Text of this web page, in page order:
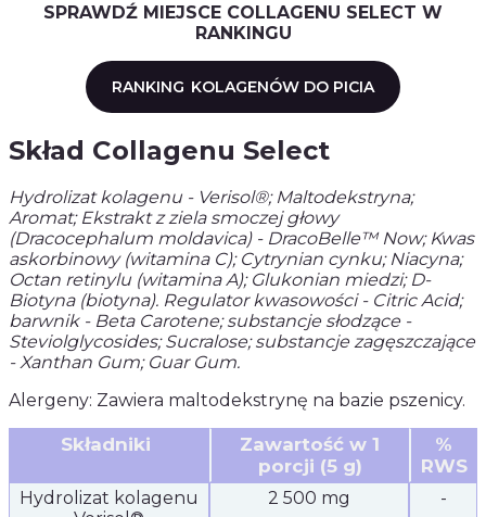
SPRAWDŹ MIEJSCE COLLAGENU SELECT W
RANKINGU
RANKING KOLAGENÓW DO PICIA
Skład Collagenu Select
Hydrolizat kolagenu - Verisol®; Maltodekstryna;
Aromat; Ekstrakt z ziela smoczej głowy
(Dracocephalum moldavica) - DracoBelle™ Now; Kwas
askorbinowy (witamina C); Cytrynian cynku; Niacyna;
Octan retinylu (witamina A); Glukonian miedzi; D-
Biotyna (biotyna). Regulator kwasowości - Citric Acid;
barwnik - Beta Carotene; substancje słodzące -
Steviolglycosides; Sucralose; substancje zagęszczające
- Xanthan Gum; Guar Gum.
Alergeny: Zawiera maltodekstrynę na bazie pszenicy.
Składniki
Zawartość w 1
porcji (5 g)
%
RWS
Hydrolizat kolagenu
2 500 mg -